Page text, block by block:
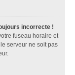
incorrecte !
fuseau horaire et
serveur ne soit pas